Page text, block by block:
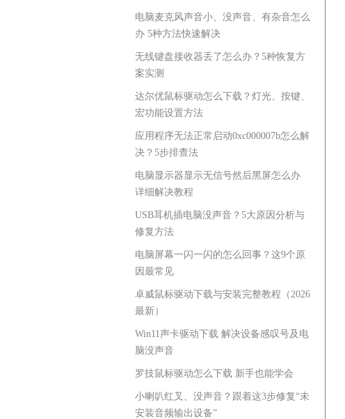
电脑麦克风声音小、没声音、有杂音怎么
办 5种方法快速解决
无线键盘接收器丢了怎么办？5种恢复方
案实测
达尔优鼠标驱动怎么下载？灯光、按键、
宏功能设置方法
应用程序无法正常启动0xc000007b怎么解
决？5步排查法
电脑显示器显示无信号然后黑屏怎么办
详细解决教程
USB耳机插电脑没声音？5大原因分析与
修复方法
电脑屏幕一闪一闪的怎么回事？这9个原
因最常见
卓威鼠标驱动下载与安装完整教程（2026
最新）
Win11声卡驱动下载 解决设备感叹号及电
脑没声音
罗技鼠标驱动怎么下载 新手也能学会
小喇叭红叉、没声音？跟着这3步修复“未
安装音频输出设备”